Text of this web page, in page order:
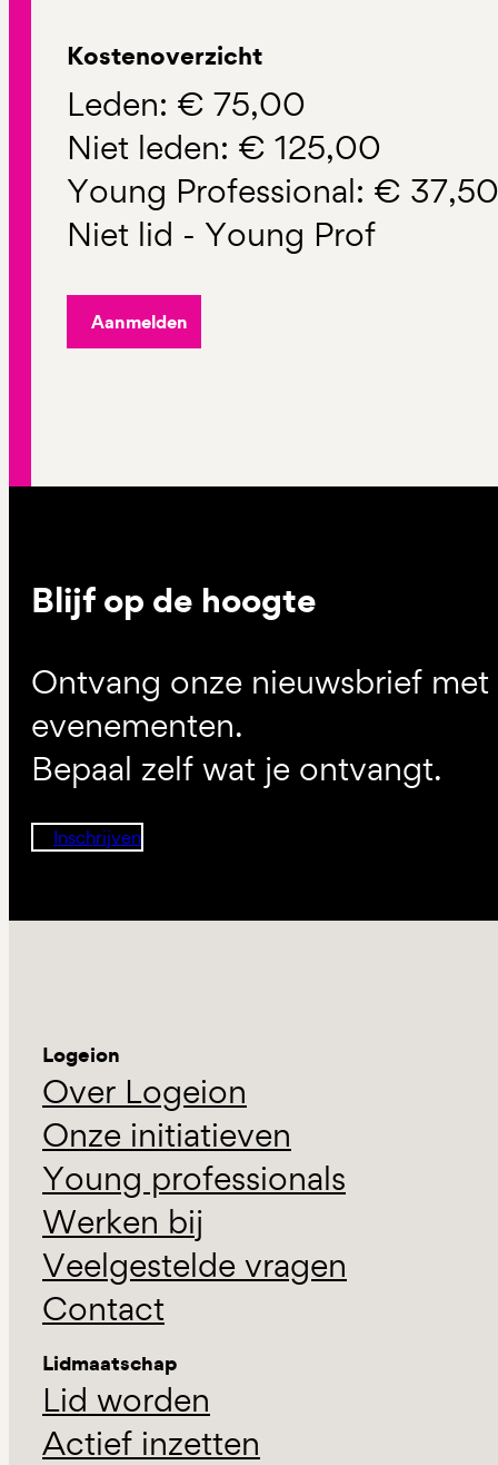
Kostenoverzicht
Leden: € 75,00
Niet leden: € 125,00
Young Professional: € 37,50
Niet lid - Young Prof
Aanmelden
Blijf op de hoogte
Ontvang onze nieuwsbrief
evenementen.
Bepaal zelf wat je ontvangt.
Inschrijven
Logeion
Over Logeion
Onze initiatieven
Young professionals
Werken bij
Veelgestelde vragen
Contact
Lidmaatschap
Lid worden
Actief inzetten